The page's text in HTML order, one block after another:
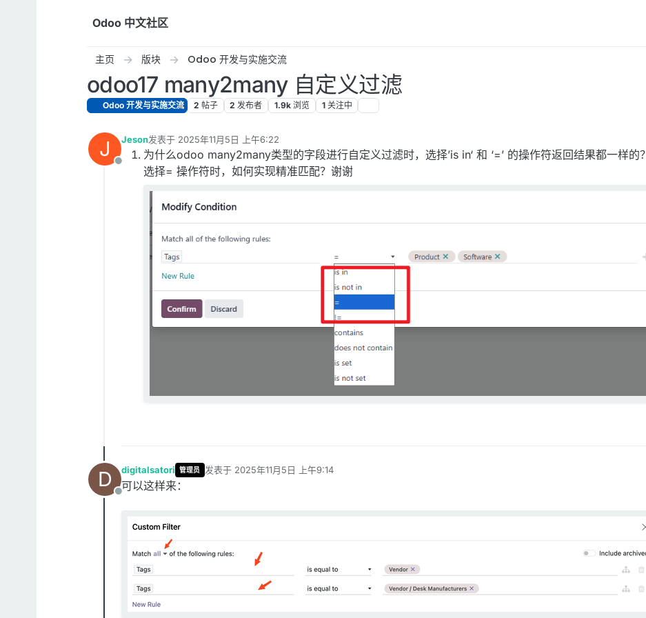
Odoo 中文社区
主页 版块 Odoo 开发与实施交流
odoo17 many2many 自定义过滤
Odoo 开发与实施交流 2 帖子 2 发布者 1.9k 浏览 1 关注中
J
离线
Jeson发表于 2025年11月5日 上午6:22
最后由 Jeson 编辑2025年11月4日 下午10:44
为什么odoo many2many类型的字段进行自定义过滤时，选择’is in‘ 和 ‘=’ 的操作符返回结果都一样的？
选择= 操作符时，如何实现精准匹配？谢谢
D
离线
digitalsatori 管理员 发表于 2025年11月5日 上午9:14
最后由 编辑
可以这样来：